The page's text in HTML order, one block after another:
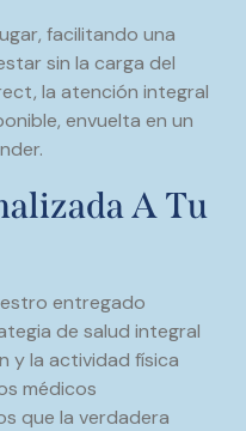
facilitando una
sin la carga del
la atención integral
envuelta en un
A Tu
entregado
de salud integral
y la actividad física
médicos
que la verdadera